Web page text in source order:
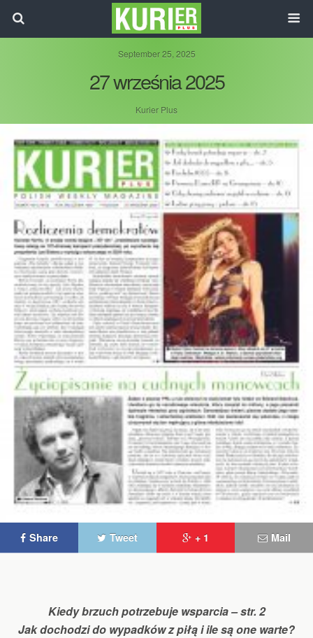
September 25, 2025
27 września 2025
Kurier Plus
Share Tweet + 1 Mail
Kiedy brzuch potrzebuje wsparcia – str. 2
Jak dochodzi do wypadków z piłą i ile są one warte?